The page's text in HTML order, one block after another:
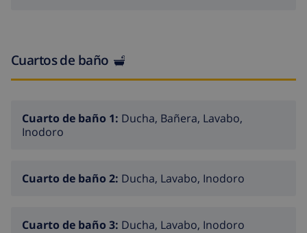
Cuartos de baño
Cuarto de baño 1: Ducha, Bañera, Lavabo,
Inodoro
Cuarto de baño 2: Ducha, Lavabo, Inodoro
Cuarto de baño 3: Ducha, Lavabo, Inodoro